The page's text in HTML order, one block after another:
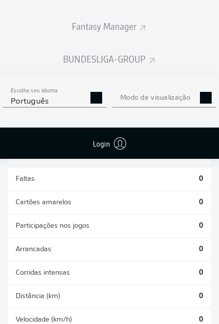
Fantasy Manager
BUNDESLIGA-GROUP
Escolha seu idioma
Português Modo de visualização
Login
ESTATÍSTICAS DA
TEMPORADA 2021/2022
Faltas 0
Cartões amarelos 0
Participações nos jogos 0
Arrancadas 0
Corridas intensas 0
Distância (km) 0
Velocidade (km/h) 0